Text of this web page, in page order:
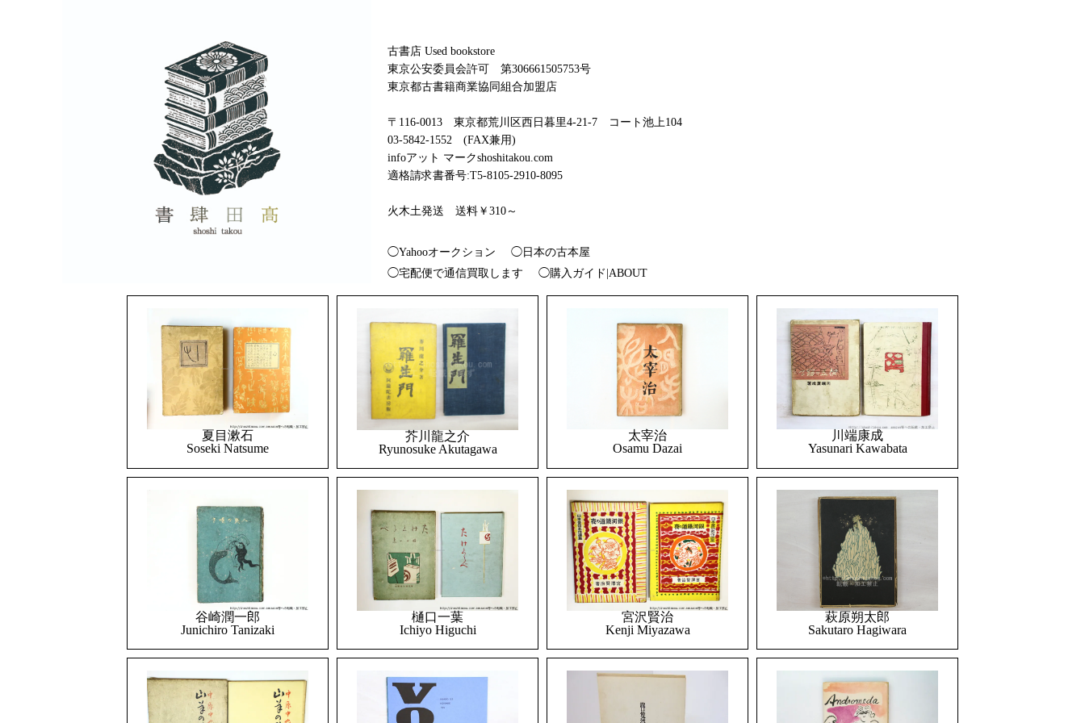
古書店 Used bookstore
東京公安委員会許可 第306661505753号
東京都古書籍商業協同組合加盟店
〒116-0013 東京都荒川区西日暮里4-21-7 コート池上104
03-5842-1552 (FAX兼用)
infoアット マークshoshitakou.com
適格請求書番号:T5-8105-2910-8095
火木土発送 送料￥310～
◯Yahooオークション
◯日本の古本屋
◯宅配便で通信買取します
◯購入ガイド|ABOUT
夏目漱石
Soseki Natsume
芥川龍之介
Ryunosuke Akutagawa
太宰治
Osamu Dazai
川端康成
Yasunari Kawabata
谷崎潤一郎
Junichiro Tanizaki
樋口一葉
Ichiyo Higuchi
宮沢賢治
Kenji Miyazawa
萩原朔太郎
Sakutaro Hagiwara